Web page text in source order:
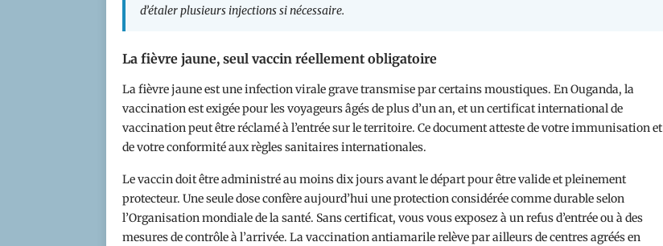
d’étaler plusieurs injections si nécessaire.
La fièvre jaune, seul vaccin réellement obligatoire
La fièvre jaune est une infection virale grave transmise par certains moustiques. En Ouganda, la
vaccination est exigée pour les voyageurs âgés de plus d’un an, et un certificat international de
vaccination peut être réclamé à l’entrée sur le territoire. Ce document atteste de votre immunisation et
de votre conformité aux règles sanitaires internationales.
Le vaccin doit être administré au moins dix jours avant le départ pour être valide et pleinement
protecteur. Une seule dose confère aujourd’hui une protection considérée comme durable selon
l’Organisation mondiale de la santé. Sans certificat, vous vous exposez à un refus d’entrée ou à des
mesures de contrôle à l’arrivée. La vaccination antiamarile relève par ailleurs de centres agréés en